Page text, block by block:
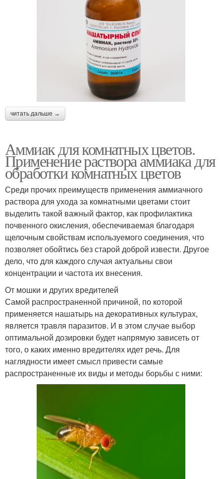
читать дальше →
Аммиак для комнатных цветов.
Применение раствора аммиака для
обработки комнатных цветов
Среди прочих преимуществ применения аммиачного
раствора для ухода за комнатными цветами стоит
выделить такой важный фактор, как профилактика
почвенного окисления, обеспечиваемая благодаря
щелочным свойствам используемого соединения, что
позволяет обойтись без старой доброй извести. Другое
дело, что для каждого случая актуальны свои
концентрации и частота их внесения.
От мошки и других вредителей
Самой распространенной причиной, по которой
применяется нашатырь на декоративных культурах,
является травля паразитов. И в этом случае выбор
оптимальной дозировки будет напрямую зависеть от
того, о каких именно вредителях идет речь. Для
наглядности имеет смысл привести самые
распространенные их виды и методы борьбы с ними: